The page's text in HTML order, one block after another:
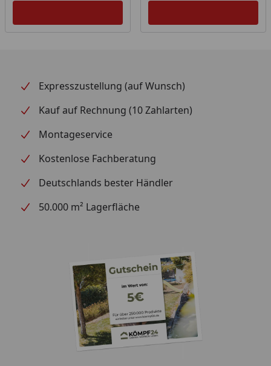
Expresszustellung (auf Wunsch)
Kauf auf Rechnung (10 Zahlarten)
Montageservice
Kostenlose Fachberatung
Deutschlands bester Händler
50.000 m² Lagerfläche